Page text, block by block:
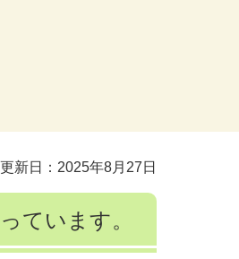
更新日：2025年8月27日
ています。